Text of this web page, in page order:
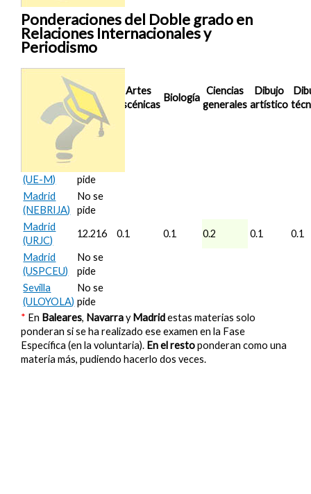
Ponderaciones del Doble grado en
Relaciones Internacionales y
Periodismo
Nota de
Corte
2025/26
Artes
escénicas
Biología
Ciencias
generales
Dibujo
artístico
Barcelona
No se
(UE-M)
pide
Madrid
(NEBRIJA)
No se
pide
Madrid
(URJC)
12.216 0.1 0.1 0.2 0.1
0.1
Madrid
(USPCEU)
No se
pide
Sevilla
(ULOYOLA)
No se
pide
* En Baleares, NavarrayMadridestas materias solo
ponderan si se ha realizado ese examen en la Fase
Específica (en la voluntaria). En el restoponderan como una
materia más, pudiendo hacerlo dos veces.